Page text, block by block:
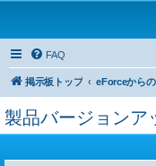
FAQ
掲示板トップ eForceから
製品バージョンア